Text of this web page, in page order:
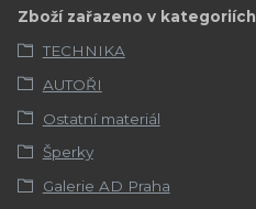
Zboží zařazeno v kategoriích
TECHNIKA
AUTOŘI
Ostatní materiál
Šperky
Galerie AD Praha